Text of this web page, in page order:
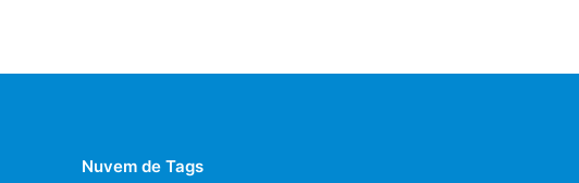
Nuvem de Tags